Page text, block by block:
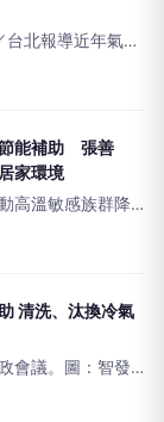
北報導近年氣候
明顯增加。桃園
節能補助 張善
家環境
高溫敏感族群降
上午主持市政會
清洗、汰換冷氣
會議。圖：智發
主持市政會議時